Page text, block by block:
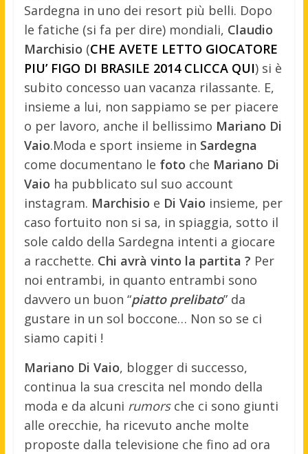
Sardegna in uno dei resort più belli. Dopo
le fatiche (si fa per dire) mondiali, Claudio
Marchisio (CHE AVETE LETTO GIOCATORE
PIU’ FIGO DI BRASILE 2014 CLICCA QUI) si è
subito concesso uan vacanza rilassante. E,
insieme a lui, non sappiamo se per piacere
o per lavoro, anche il bellissimo Mariano Di
Vaio.Moda e sport insieme in Sardegna
come documentano le foto che Mariano Di
Vaio ha pubblicato sul suo account
instagram. Marchisio e Di Vaio insieme, per
caso fortuito non si sa, in spiaggia, sotto il
sole caldo della Sardegna intenti a giocare
a racchette. Chi avrà vinto la partita ? Per
noi entrambi, in quanto entrambi sono
davvero un buon “piatto prelibato” da
gustare in un sol boccone… Non so se ci
siamo capiti !
Mariano Di Vaio, blogger di successo,
continua la sua crescita nel mondo della
moda e da alcuni rumorsche ci sono giunti
alle orecchie, ha ricevuto anche molte
proposte dalla televisione che fino ad ora